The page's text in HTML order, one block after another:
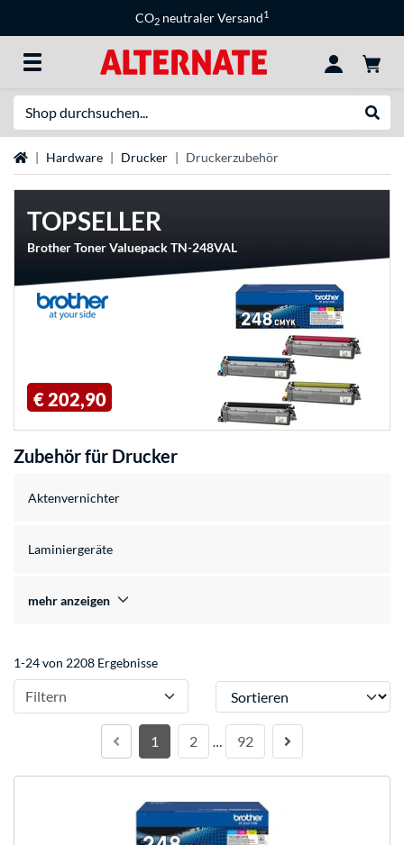
CO2 neutraler Versand1
StartseiteHardware Drucker Druckerzubehör
TOPSELLER
Brother Toner Valuepack TN-248VAL
€ 202,90
Zubehör für Drucker
Aktenvernichter
Laminiergeräte
mehr anzeigen
1-24 von 2208 Ergebnisse
Filtern Sortieren
1 2 … 92